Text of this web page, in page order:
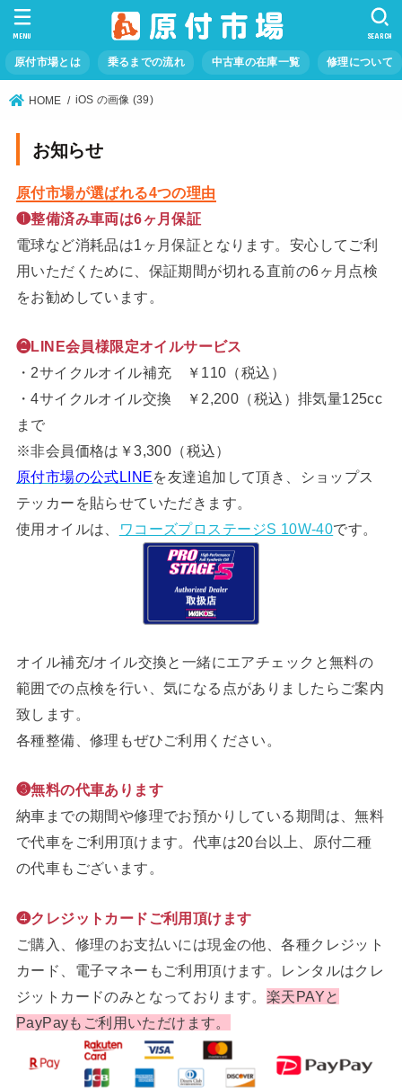
原付市場とは 乗るまでの流れ 中古車の在庫一覧 修理について
SEARCH
MENU
HOME iOS の画像 (39)
お知らせ
原付市場が選ばれる4つの理由
❶整備済み車両は6ヶ月保証
電球など消耗品は1ヶ月保証となります。安心してご利
用いただくために、保証期間が切れる直前の6ヶ月点検
をお勧めしています。
❷LINE会員様限定オイルサービス
・2サイクルオイル補充 ￥110（税込）
・4サイクルオイル交換 ￥2,200（税込）排気量125cc
まで
※非会員価格は￥3,300（税込）
原付市場の公式LINEを友達追加して頂き、ショップス
テッカーを貼らせていただきます。
使用オイルは、
ワコーズプロステージS 10W-40です。
オイル補充/オイル交換と一緒にエアチェックと無料の
範囲での点検を行い、気になる点がありましたらご案内
致します。
各種整備、修理もぜひご利用ください。
❸無料の代車あります
納車までの期間や修理でお預かりしている期間は、無料
で代車をご利用頂けます。代車は20台以上、原付二種
の代車もございます。
❹クレジットカードご利用頂けます
ご購入、修理のお支払いには現金の他、各種クレジット
カード、電子マネーもご利用頂けます。レンタルはクレ
ジットカードのみとなっております。 楽天PAYと
PayPayもご利用いただけます。